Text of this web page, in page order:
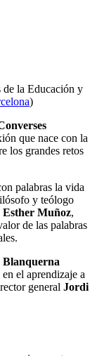
la Educación y
)
que nace con la
los grandes retos
palabras la vida
y teólogo
Esther Muñoz,
de las palabras
Blanquerna
el aprendizaje a
general Jordi